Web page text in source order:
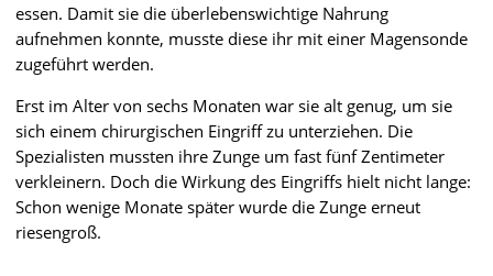
essen. Damit sie die überlebenswichtige Nahrung
aufnehmen konnte, musste diese ihr mit einer Magensonde
zugeführt werden.
Erst im Alter von sechs Monaten war sie alt genug, um sie
sich einem chirurgischen Eingriff zu unterziehen. Die
Spezialisten mussten ihre Zunge um fast fünf Zentimeter
verkleinern. Doch die Wirkung des Eingriffs hielt nicht lange:
Schon wenige Monate später wurde die Zunge erneut
riesengroß.